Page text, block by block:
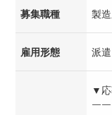
募集職種 製
雇用形態 派遣
▼
￣